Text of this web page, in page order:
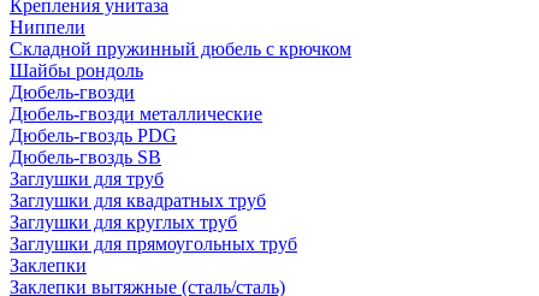
Крепления унитаза
Ниппели
Складной пружинный дюбель с крючком
Шайбы рондоль
Дюбель-гвозди
Дюбель-гвозди металлические
Дюбель-гвоздь PDG
Дюбель-гвоздь SB
Заглушки для труб
Заглушки для квадратных труб
Заглушки для круглых труб
Заглушки для прямоугольных труб
Заклепки
Заклепки вытяжные (сталь/сталь)